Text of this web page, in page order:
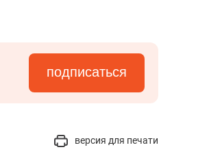
подписаться
версия для печати